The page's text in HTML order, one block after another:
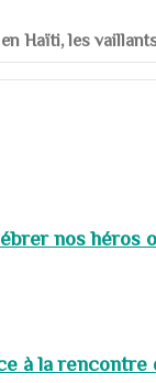
Haïti, les
nos héros
à la